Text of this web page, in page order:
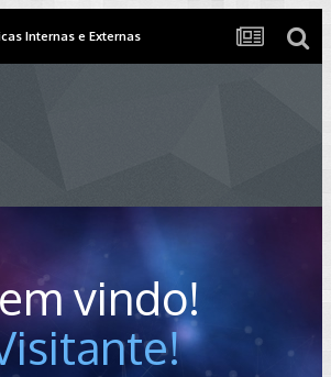
Internas e Externas
vindo!